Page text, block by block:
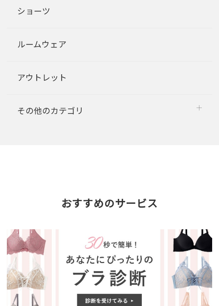
ショーツ
ルームウェア
アウトレット
その他のカテゴリ
おすすめのサービス